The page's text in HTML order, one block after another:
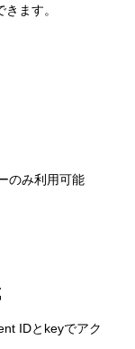
ます。
のみ利用可能
IDとkeyでアク